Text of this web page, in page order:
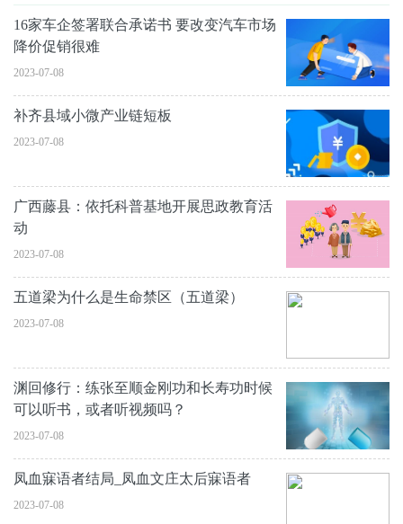
16家车企签署联合承诺书 要改变汽车市场
降价促销很难
2023-07-08
补齐县域小微产业链短板
2023-07-08
广西藤县：依托科普基地开展思政教育活
动
2023-07-08
五道梁为什么是生命禁区（五道梁）
2023-07-08
渊回修行：练张至顺金刚功和长寿功时候
可以听书，或者听视频吗？
2023-07-08
凤血寐语者结局_凤血文庄太后寐语者
2023-07-08